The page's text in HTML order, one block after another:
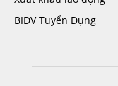
BIDV Tuyển Dụng